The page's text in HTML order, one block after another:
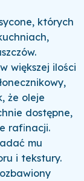
których
większej ilości
że oleje
dostępne,
rafinacji.
mu
i tekstury.